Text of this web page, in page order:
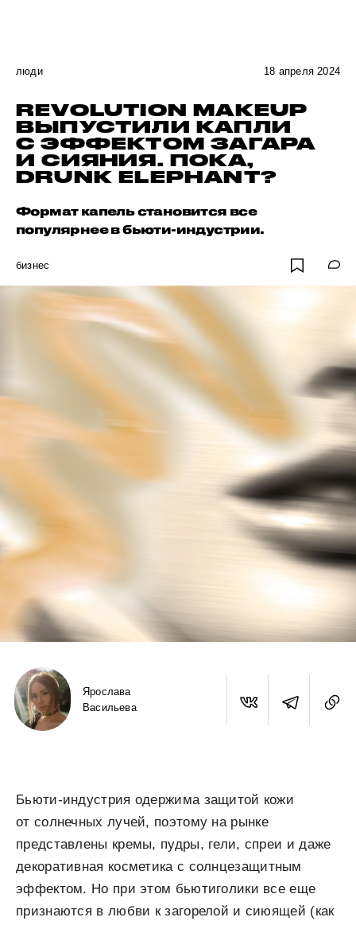
люди 18 апреля 2024
REVOLUTION MAKEUP
ВЫПУСТИЛИ КАПЛИ
С ЭФФЕКТОМ ЗАГАРА
И СИЯНИЯ. ПОКА,
DRUNK ELEPHANT?
Формат капель становится все
популярнее в бьюти-индустрии.
бизнес
Ярослава
Васильева
Бьюти-индустрия одержима защитой кожи
от солнечных лучей, поэтому на рынке
представлены кремы, пудры, гели, спреи и даже
декоративная косметика с солнцезащитным
эффектом. Но при этом бьютиголики все еще
признаются в любви к загорелой и сиюящей (как